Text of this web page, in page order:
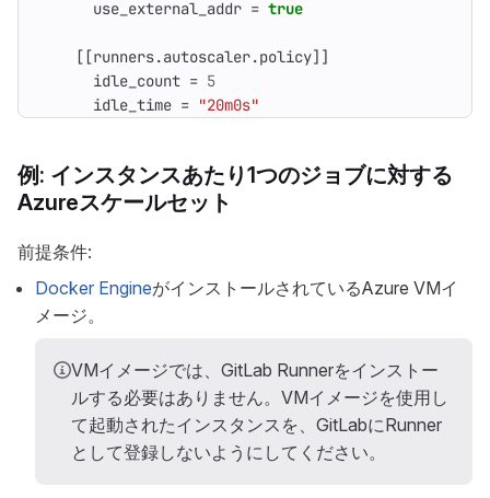
use_external_addr = true
[[runners.autoscaler.policy]]
idle_count = 5
idle_time = "20m0s"
例: インスタンスあたり1つのジョブに対する
Azureスケールセット
前提条件:
Docker EngineがインストールされているAzure VMイ
メージ。
VMイメージでは、GitLab Runnerをインストー
ルする必要はありません。VMイメージを使用し
て起動されたインスタンスを、GitLabにRunner
として登録しないようにしてください。